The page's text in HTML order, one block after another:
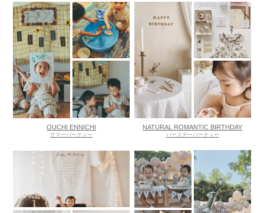
OUCHI ENNICHI
サマーパーティー
NATURAL ROMANTIC BIRTHDAY
バースデーパーティー